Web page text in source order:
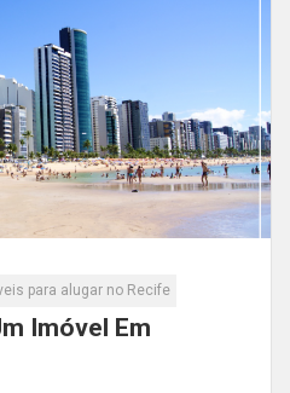
para alugar no Recife
Imóvel Em